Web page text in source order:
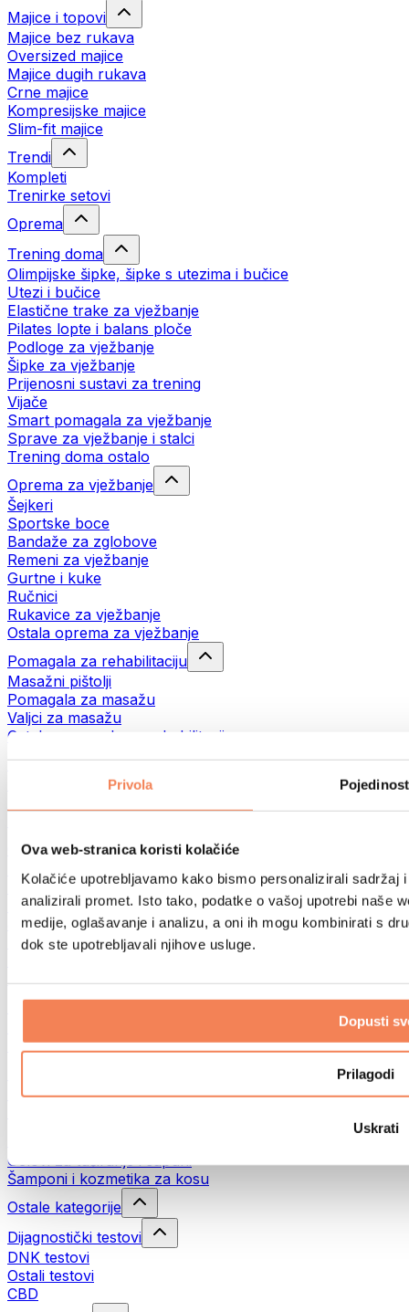
Privola
Ova web-stranica koristi kolačiće
Kolačiće upotrebljavamo kako bismo personalizirali sadržaj
analizirali promet. Isto tako, podatke o vašoj upotrebi naše
medije, oglašavanje i analizu, a oni ih mogu kombinirati s
dok ste upotrebljavali njihove usluge.
Dopusti
Prilagodi
Uskrati
Majice i topovi
Majice bez rukava
Oversized majice
Majice dugih rukava
Crne majice
Kompresijske majice
Slim-fit majice
Trendi
Kompleti
Trenirke setovi
Oprema
Trening doma
Olimpijske šipke, šipke s utezima i bučice
Utezi i bučice
Elastične trake za vježbanje
Pilates lopte i balans ploče
Podloge za vježbanje
Šipke za vježbanje
Prijenosni sustavi za trening
Vijače
Smart pomagala za vježbanje
Sprave za vježbanje i stalci
Trening doma ostalo
Oprema za vježbanje
Šejkeri
Sportske boce
Bandaže za zglobove
Remeni za vježbanje
Gurtne i kuke
Ručnici
Rukavice za vježbanje
Ostala oprema za vježbanje
Pomagala za rehabilitaciju
Masažni pištolji
Pomagala za masažu
Valjci za masažu
Ostala pomagala za rehabilitaciju
Torbe i ruksaci
Torbe za hranu i dodaci
Oprema prema aktivnosti
Trčanje
Borilački sportovi
Biciklizam
Joga i pilates
Terapija hladnom vodom
Planinarenje
Filteri i vrčevi za vodu
Deterdženti za rublje
Gelovi za tuširanje i sapuni
Šamponi i kozmetika za kosu
Ostale kategorije
Dijagnostički testovi
DNK testovi
Ostali testovi
CBD